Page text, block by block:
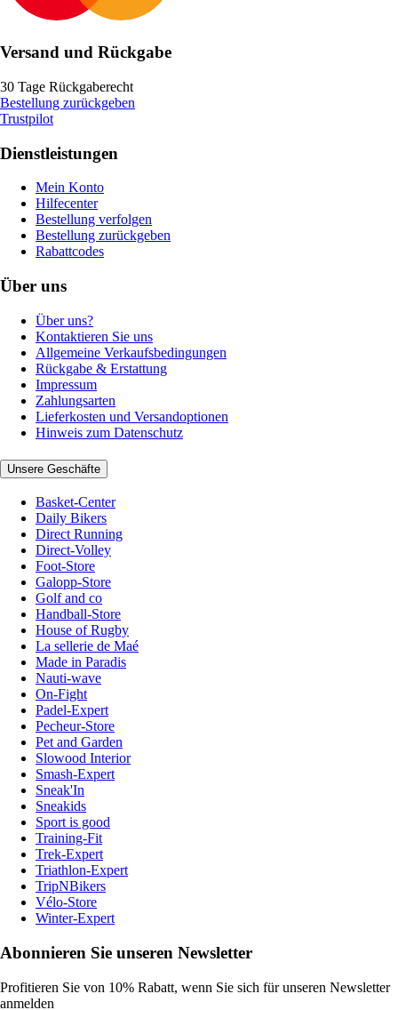
Versand und Rückgabe
30 Tage Rückgaberecht
Bestellung zurückgeben
Trustpilot
Dienstleistungen
Mein Konto
Hilfecenter
Bestellung verfolgen
Bestellung zurückgeben
Rabattcodes
Über uns
Über uns?
Kontaktieren Sie uns
Allgemeine Verkaufsbedingungen
Rückgabe & Erstattung
Impressum
Zahlungsarten
Lieferkosten und Versandoptionen
Hinweis zum Datenschutz
Unsere Geschäfte
Basket-Center
Daily Bikers
Direct Running
Direct-Volley
Foot-Store
Galopp-Store
Golf and co
Handball-Store
House of Rugby
La sellerie de Maé
Made in Paradis
Nauti-wave
On-Fight
Padel-Expert
Pecheur-Store
Pet and Garden
Slowood Interior
Smash-Expert
Sneak'In
Sneakids
Sport is good
Training-Fit
Trek-Expert
Triathlon-Expert
TripNBikers
Vélo-Store
Winter-Expert
Abonnieren Sie unseren Newsletter
Profitieren Sie von 10% Rabatt, wenn Sie sich für unseren Newsletter
anmelden